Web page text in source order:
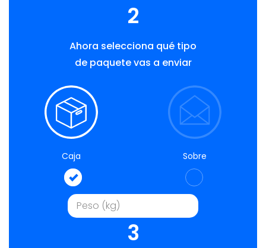
2
Ahora selecciona qué tipo
de paquete vas a enviar
Caja Sobre
3